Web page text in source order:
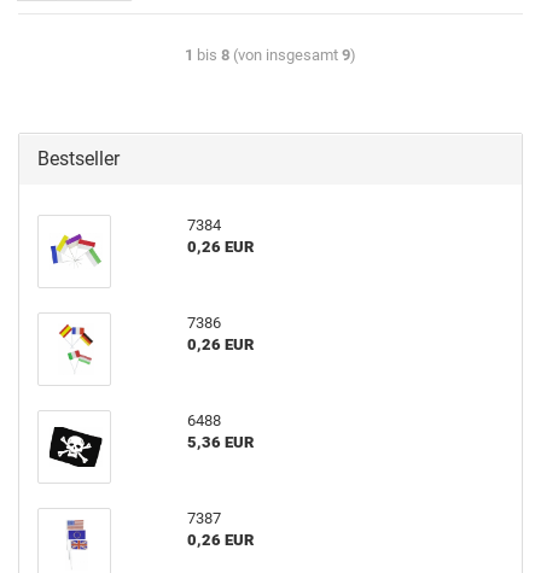
1 bis 8 (von insgesamt 9)
Bestseller
7384
0,26 EUR
7386
0,26 EUR
6488
5,36 EUR
7387
0,26 EUR